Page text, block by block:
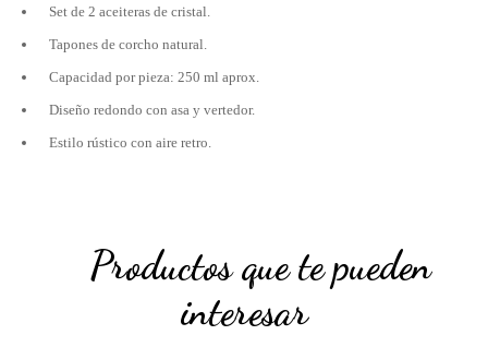
Set de 2 aceiteras de cristal.
Tapones de corcho natural.
Capacidad por pieza: 250 ml aprox.
Diseño redondo con asa y vertedor.
Estilo rústico con aire retro.
Productos que te pueden
interesar